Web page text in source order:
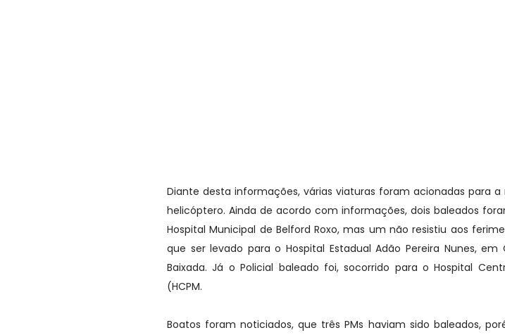
Diante desta informações, várias viaturas foram acionadas para a
helicóptero. Ainda de acordo com informações, dois baleados
Hospital Municipal de Belford Roxo, mas um não resistiu aos
que ser levado para o Hospital Estadual Adão Pereira Nunes,
Baixada. Já o Policial baleado foi, socorrido para o Hospital
(HCPM.
Boatos foram noticiados, que três PMs haviam sido baleados,